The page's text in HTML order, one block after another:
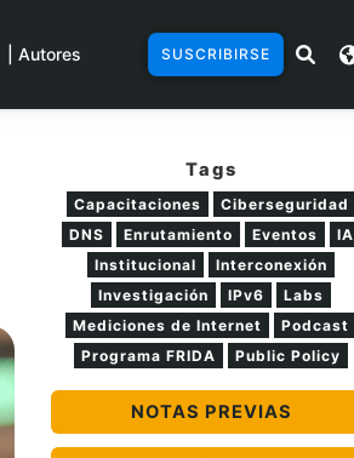
| Autores
SUSCRIBIRSE
Tags
Capacitaciones
Ciberseguridad
DNS
Enrutamiento Eventos
IA
Institucional
Interconexión
Investigación
IPv6
Labs
Mediciones de Internet
Podcast
Programa FRIDA
Public Policy
NOTAS PREVIAS